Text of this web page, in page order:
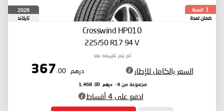
1 السنة
ضمان لمدة
2026
تايلاند
Crosswind HP010
225/50 R17 94 V
لم يتم تقييمه بعد
السعر بالكامل للإطار درهم 367
.00
مجموعة من 4: درهم 1,468
.00
ادفع على 4 أقساط